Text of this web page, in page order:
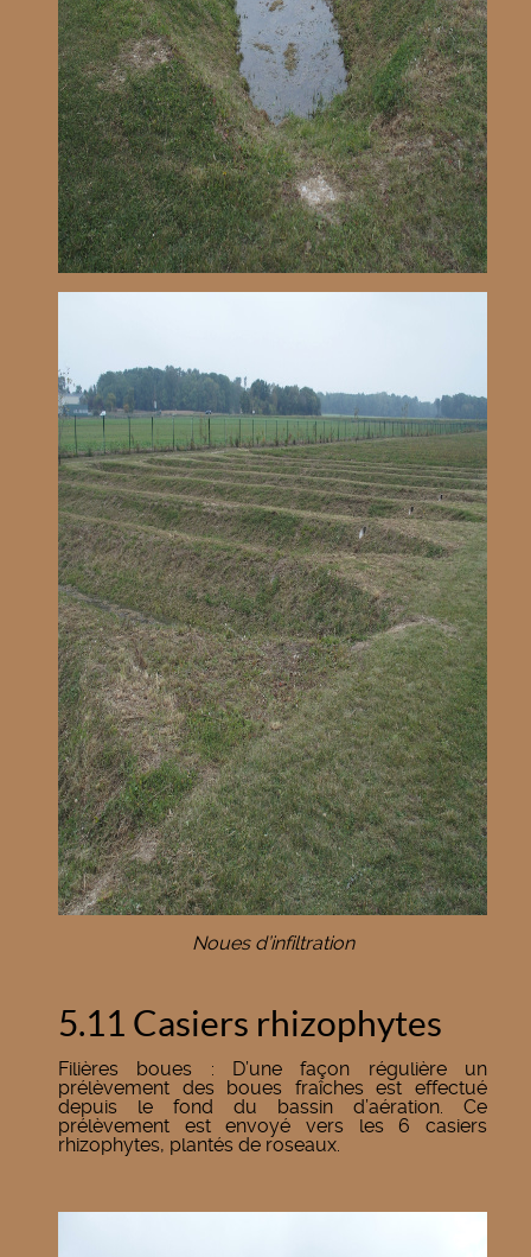
Noues d’infiltration
5.11 Casiers rhizophytes
Filières boues : D’une façon régulière un
prélèvement des boues fraîches est effectué
depuis le fond du bassin d’aération. Ce
prélèvement est envoyé vers les 6 casiers
rhizophytes, plantés de roseaux.